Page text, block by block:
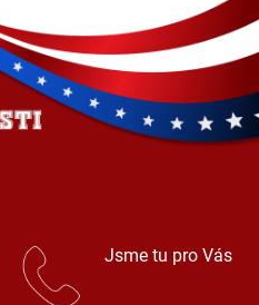
Jsme tu pro Vás